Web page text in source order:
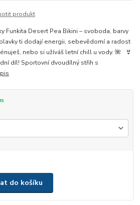
produkt
Funkita Desert Pea Bikini – svoboda, barvy
ti dodají energii, sebevědomí a radost
nebo si užíváš letní chill u vody. 🌺 👙
díl! Sportovní dvoudílný střih s
do košíku